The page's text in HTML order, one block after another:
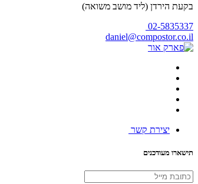
בקעת הירדן (ליד מושב משואה)
02-5835337
daniel@compostor.co.il
יצירת קשר
תישארו מעודכנים